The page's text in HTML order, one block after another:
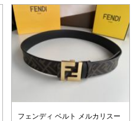
フェンディ ベルト メルカリスー